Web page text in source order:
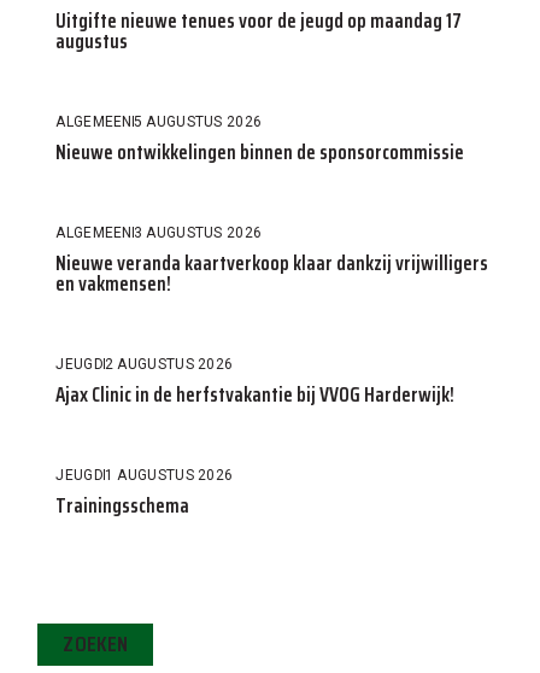
Uitgifte nieuwe tenues voor de jeugd op maandag 17
augustus
ALGEMEEN5 AUGUSTUS 2026
Nieuwe ontwikkelingen binnen de sponsorcommissie
ALGEMEEN3 AUGUSTUS 2026
Nieuwe veranda kaartverkoop klaar dankzij vrijwilligers
en vakmensen!
JEUGD2 AUGUSTUS 2026
Ajax Clinic in de herfstvakantie bij VVOG Harderwijk!
JEUGD1 AUGUSTUS 2026
Trainingsschema
ZOEKEN